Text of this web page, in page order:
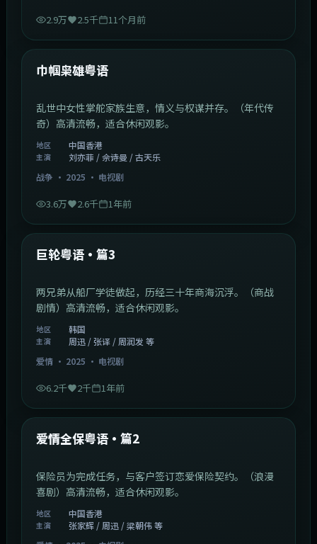
2.9万 2.5千 11个月前
最新
巾帼枭雄粤语
乱世中女性掌舵家族生意，情义与权谋并存。（年代传
奇）高清流畅，适合休闲观影。
地区 中国香港
主演
刘亦菲 / 佘诗曼 / 古天乐
战争 · 2025 · 电视剧
3.6万 2.6千 1年前
最新
巨轮粤语·篇3
两兄弟从船厂学徒做起，历经三十年商海沉浮。（商战
剧情）高清流畅，适合休闲观影。
地区 韩国
主演
周迅 / 张译 / 周润发 等
爱情· 2025 · 电视剧
6.2千 2千 1年前
最新
爱情全保粤语·篇2
保险员为完成任务，与客户签订恋爱保险契约。（浪漫
喜剧）高清流畅，适合休闲观影。
地区 中国香港
主演
张家辉 / 周迅 / 梁朝伟 等